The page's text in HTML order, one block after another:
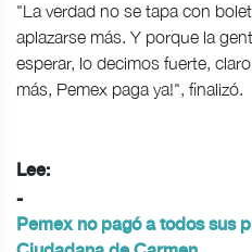
"La verdad no se tapa con
aplazarse más. Y porque la
esperar, lo decimos fuerte,
más, Pemex paga ya!", finalizó.
Lee:
-
Pemex no pagó a todos sus